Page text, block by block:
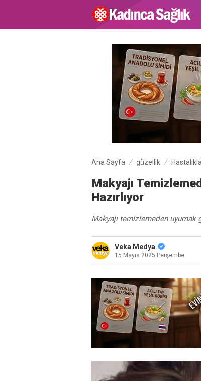
Ana Sayfa güzellik
Makyajı
Hazırlıyor
Makyajı temizlemeden uyumak
Veka Medya
15 Mayıs 2025 Perşembe